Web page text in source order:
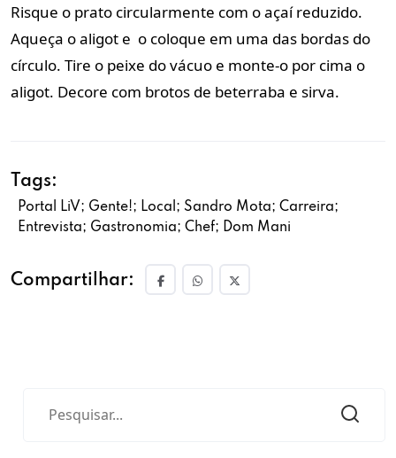
Risque o prato circularmente com o açaí reduzido.
Aqueça o aligot e o coloque em uma das bordas do
círculo. Tire o peixe do vácuo e monte-o por cima o
aligot. Decore com brotos de beterraba e sirva.
Tags:
Portal LiV; Gente!; Local; Sandro Mota; Carreira;
Entrevista; Gastronomia; Chef; Dom Mani
Compartilhar: